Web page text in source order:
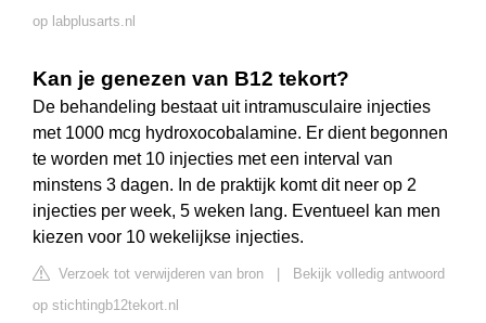
op labplusarts.nl
Kan je genezen van B12 tekort?
De behandeling bestaat uit intramusculaire injecties
met 1000 mcg hydroxocobalamine. Er dient begonnen
te worden met 10 injecties met een interval van
minstens 3 dagen. In de praktijk komt dit neer op 2
injecties per week, 5 weken lang. Eventueel kan men
kiezen voor 10 wekelijkse injecties.
Verzoek tot verwijderen van bron
Bekijk volledig antwoord
op stichtingb12tekort.nl